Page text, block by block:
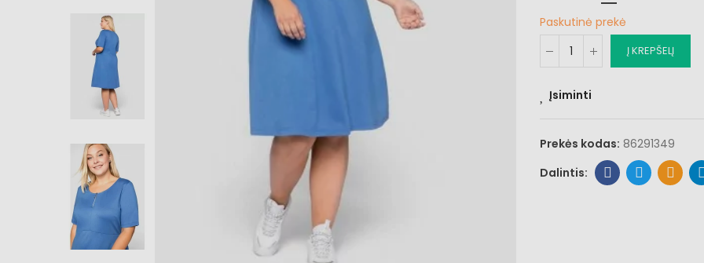
Paskutinė prekė
Į KREPŠELĮ
Įsiminti
Prekės kodas: 86291349